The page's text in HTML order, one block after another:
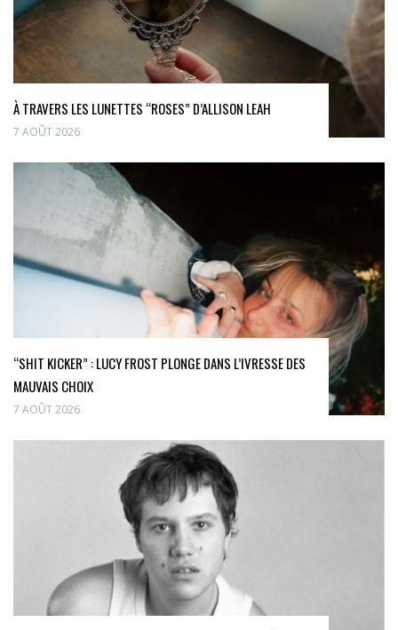
À TRAVERS LES LUNETTES “ROSES” D’ALLISON LEAH
7 AOÛT 2026
“SHIT KICKER” : LUCY FROST PLONGE DANS L’IVRESSE DES
MAUVAIS CHOIX
7 AOÛT 2026